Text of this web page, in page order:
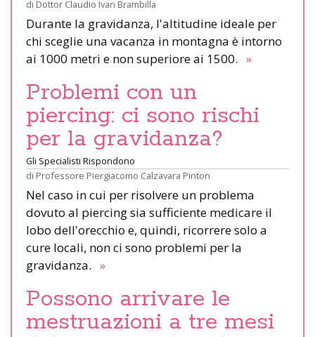
di Dottor Claudio Ivan Brambilla
Durante la gravidanza, l'altitudine ideale per
chi sceglie una vacanza in montagna è intorno
ai 1000 metri e non superiore ai 1500. »
Problemi con un
piercing: ci sono rischi
per la gravidanza?
Gli Specialisti Rispondono
di Professore Piergiacomo Calzavara Pinton
Nel caso in cui per risolvere un problema
dovuto al piercing sia sufficiente medicare il
lobo dell'orecchio e, quindi, ricorrere solo a
cure locali, non ci sono problemi per la
gravidanza. »
Possono arrivare le
mestruazioni a tre mesi